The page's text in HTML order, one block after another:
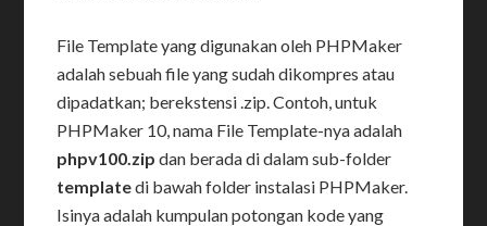
File Template yang digunakan oleh PHPMaker
adalah sebuah file yang sudah dikompres atau
dipadatkan; berekstensi .zip. Contoh, untuk
PHPMaker 10, nama File Template-nya adalah
phpv100.zip dan berada di dalam sub-folder
templatedi bawah folder instalasi PHPMaker.
Isinya adalah kumpulan potongan kode yang